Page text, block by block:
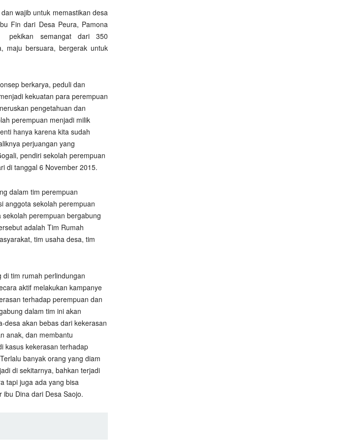
wajib untuk memastikan desa
Fin dari Desa Peura, Pamona
pekikan semangat dari 350
maju bersuara, bergerak untuk
berkarya, peduli dan
kekuatan para perempuan
pengetahuan dan
perempuan menjadi milik
hanya karena kita sudah
perjuangan yang
pendiri sekolah perempuan
di tanggal 6 November 2015.
dalam tim perempuan
anggota sekolah perempuan
perempuan bergabung
adalah Tim Rumah
tim usaha desa, tim
tim rumah perlindungan
aktif melakukan kampanye
terhadap perempuan dan
dalam tim ini akan
desa akan bebas dari kekerasan
anak, dan membantu
kasus kekerasan terhadap
banyak orang yang diam
di sekitarnya, bahkan terjadi
tapi juga ada yang bisa
ibu Dina dari Desa Saojo.